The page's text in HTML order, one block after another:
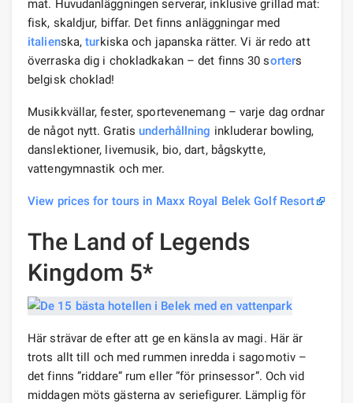
mat. Huvudanläggningen serverar, inklusive grillad mat:
fisk, skaldjur, biffar. Det finns anläggningar med
italienska,turkiska och japanska rätter. Vi är redo att
överraska dig i chokladkakan – det finns 30 sorters
belgisk choklad!
Musikkvällar, fester, sportevenemang – varje dag ordnar
de något nytt. Gratisunderhållning inkluderar bowling,
danslektioner, livemusik, bio, dart, bågskytte,
vattengymnastik och mer.
View prices for tours in Maxx Royal Belek Golf Resort
The Land of Legends
Kingdom 5*
Här strävar de efter att ge en känsla av magi. Här är
trots allt till och med rummen inredda i sagomotiv –
det finns ”riddare” rum eller ”för prinsessor”. Och vid
middagen möts gästerna av seriefigurer. Lämplig för